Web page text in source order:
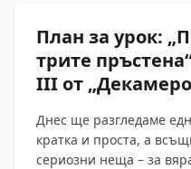
План за урок:
трите
III от
Днес ще разгледаме
кратка и проста, а
сериозни неща – за